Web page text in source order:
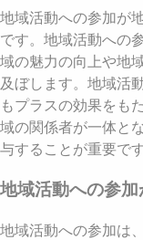
地域活動への参加が
です。地域活動への
域の魅力の向上や地
及ぼします。地域活
もプラスの効果をも
域の関係者が一体と
与することが重要です
地域活動への参
地域活動への参加は